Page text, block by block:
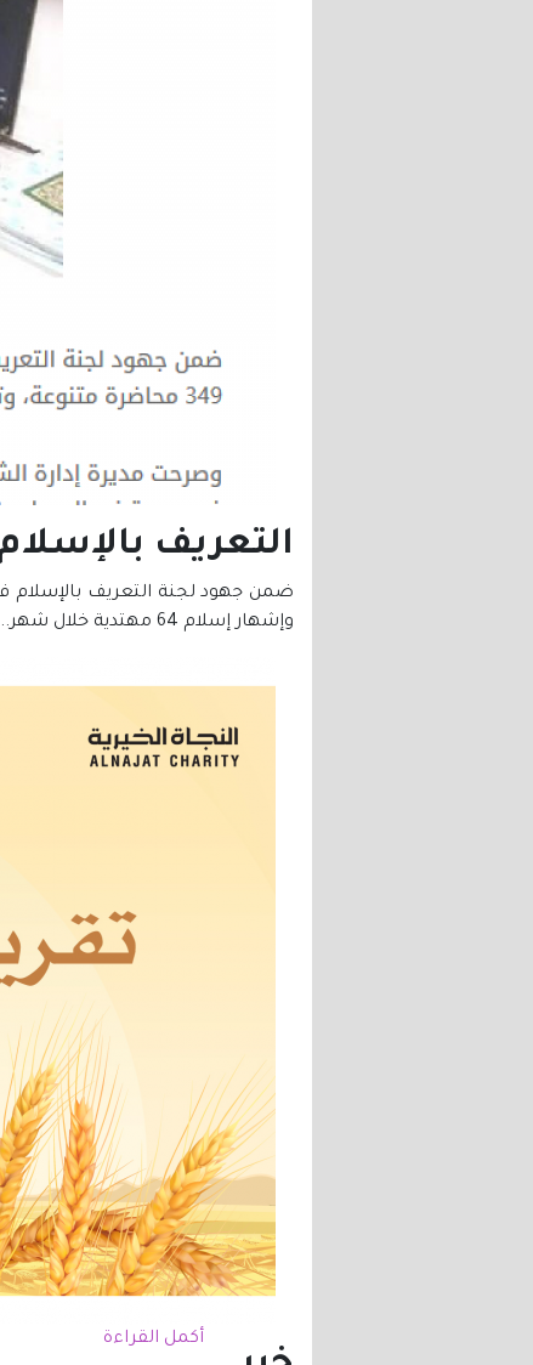
التعريف
وإشهار إسلام 64 مهتدية خلال شهر...
أكمل القراءة